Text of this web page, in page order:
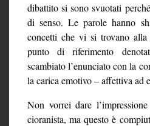
dibattito si sono svuotati
di senso. Le parole hanno
concetti che vi si trovano
punto di riferimento
scambiato l’enunciato con la
la carica emotivo – affettiva ad
Non vorrei dare
cioranista, ma questo è